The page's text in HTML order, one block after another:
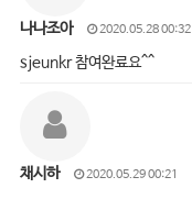
나나조아 2020.05.28 00:32
sjeunkr 참여완료요^^
채시하 2020.05.29 00:21